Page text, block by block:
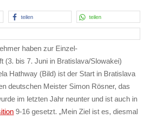
teilen teilen
haben zur Einzel-
(3. bis 7. Juni in Bratislava/Slowakei)
Hathway (Bild) ist der Start in Bratislava
deutschen Meister Simon Rösner, das
im letzten Jahr neunter und ist auch in
9-16 gesetzt. „Mein Ziel ist es, diesmal